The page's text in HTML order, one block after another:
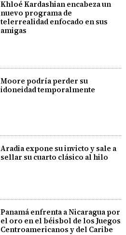
Khloé Kardashian encabeza un
nuevo programa de
telerrealidad enfocado en sus
amigas
Moore podría perder su
idoneidad temporalmente
Aradia expone su invicto y sale a
sellar su cuarto clásico al hilo
Panamá enfrenta a Nicaragua por
el oro en el béisbol de los Juegos
Centroamericanos y del Caribe